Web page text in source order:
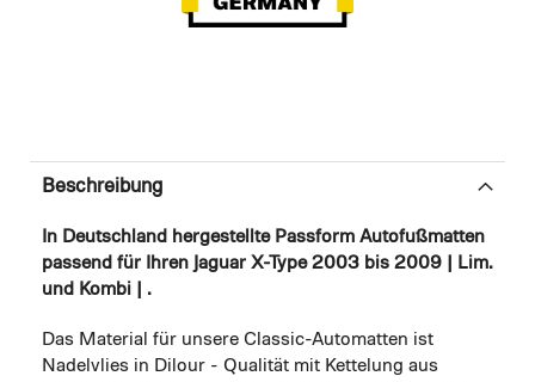
Beschreibung
In Deutschland hergestellte Passform Autofußmatten
passend für Ihren Jaguar X-Type 2003 bis 2009 | Lim.
und Kombi | .
Das Material für unsere Classic-Automatten ist
Nadelvlies in Dilour - Qualität mit Kettelung aus